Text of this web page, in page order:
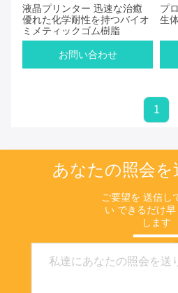
液晶プリンター 迅速な治癒
優れた化学耐性を持つバイオ
ミメティックゴム樹脂
お問い合わせ
プ
生
1
あなたの照会を
ご要望を 送信し
い できるだけ
します